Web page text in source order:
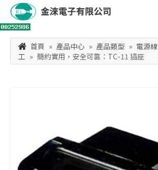
首頁 » 產品中心 » 產品類型 » 電源線
工 » 簡約實用，安全可靠：TC-11 插座